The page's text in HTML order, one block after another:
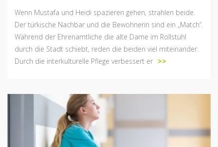
Wenn Mustafa und Heidi spazieren gehen, strahlen beide.
Der türkische Nachbar und die Bewohnerin sind ein „Match“.
Während der Ehrenamtliche die alte Dame im Rollstuhl
durch die Stadt schiebt, reden die beiden viel miteinander.
Durch die interkulturelle Pflege verbessert er >>